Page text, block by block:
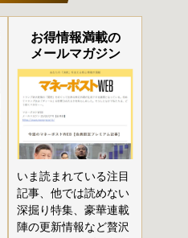
お得情報満載の
メールマガジン
いま読まれている注目
記事、他では読めない
深掘り特集、豪華連載
陣の更新情報など贅沢